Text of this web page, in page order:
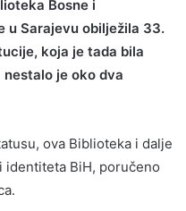
Bosne i
u Sarajevu obilježila 33.
koja je tada bila
je oko dva
ova Biblioteka i dalje
BiH, poručeno